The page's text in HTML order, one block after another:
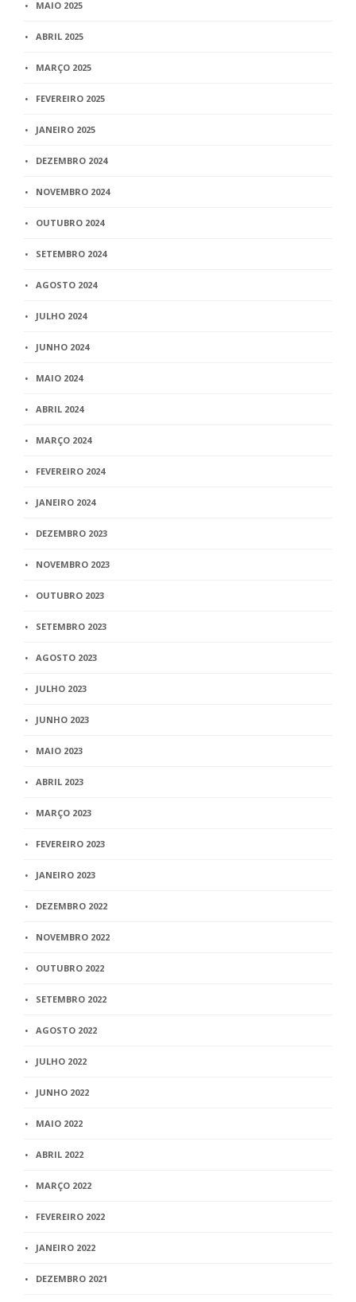
MAIO 2025
ABRIL 2025
MARÇO 2025
FEVEREIRO 2025
JANEIRO 2025
DEZEMBRO 2024
NOVEMBRO 2024
OUTUBRO 2024
SETEMBRO 2024
AGOSTO 2024
JULHO 2024
JUNHO 2024
MAIO 2024
ABRIL 2024
MARÇO 2024
FEVEREIRO 2024
JANEIRO 2024
DEZEMBRO 2023
NOVEMBRO 2023
OUTUBRO 2023
SETEMBRO 2023
AGOSTO 2023
JULHO 2023
JUNHO 2023
MAIO 2023
ABRIL 2023
MARÇO 2023
FEVEREIRO 2023
JANEIRO 2023
DEZEMBRO 2022
NOVEMBRO 2022
OUTUBRO 2022
SETEMBRO 2022
AGOSTO 2022
JULHO 2022
JUNHO 2022
MAIO 2022
ABRIL 2022
MARÇO 2022
FEVEREIRO 2022
JANEIRO 2022
DEZEMBRO 2021